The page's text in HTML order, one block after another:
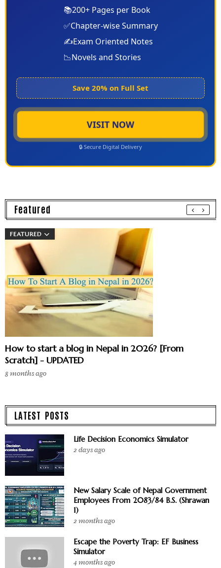
📚200+ Pages per Book
✅Chapter-wise Summary
✍️Exam Oriented Notes
📉Novels and Stories
Save 20% on Full Set
VISIT NOW
🔒 Secure Digital Delivery
Featured
FEATURED
How to start a blog in Nepal in 2026? [From
Scratch] - UPDATED
8 months ago
LATEST POSTS
Life Decision Economics Simulator
2 days ago
New Salary Scale of Nepal Government
Employees From 2083/84 B.S. (Shrawan
1)
2 months ago
Escape the Poverty Trap: EF Business
Simulator
4 months ago